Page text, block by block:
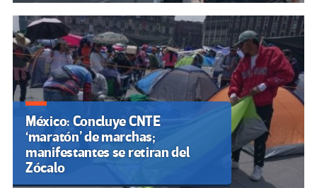
México: Concluye CNTE
‘maratón’ de marchas;
manifestantes se retiran del
Zócalo